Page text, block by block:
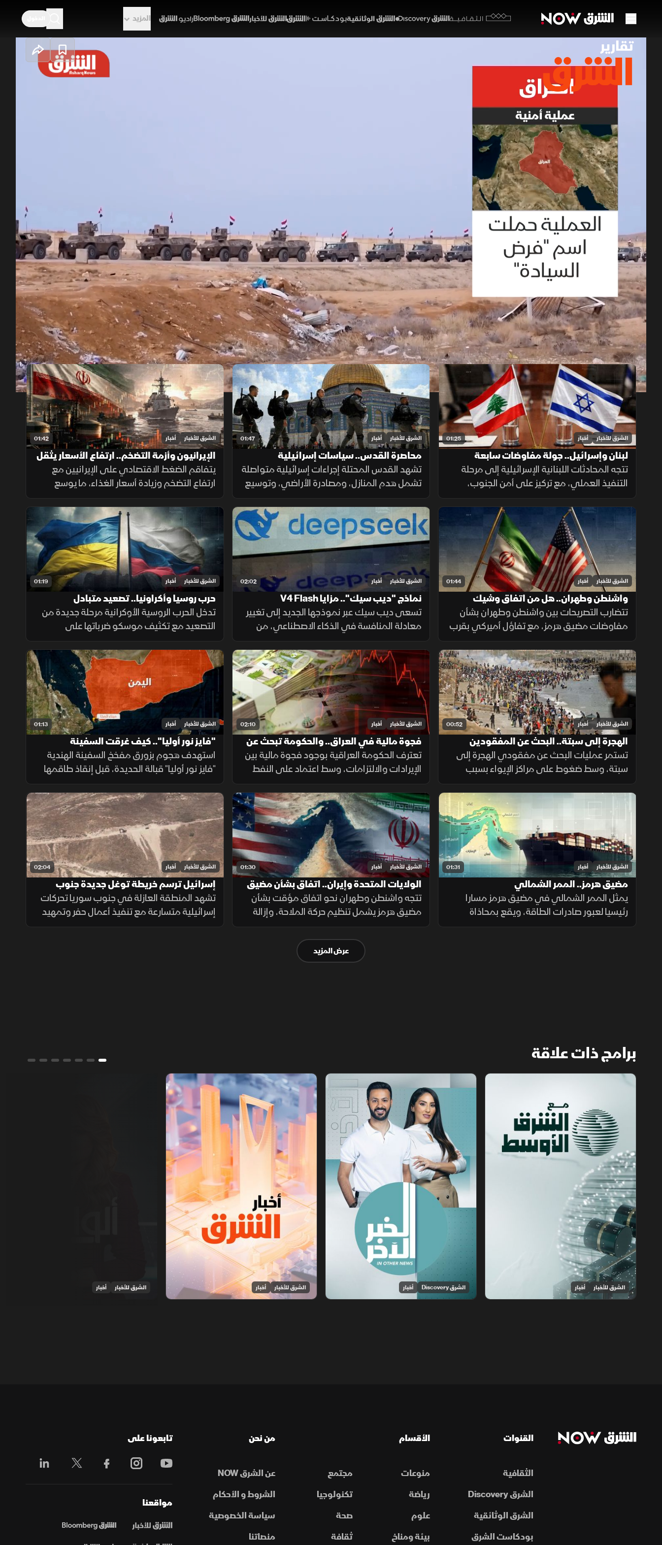
الثقافية
المزيد
00:11/01:14 1x auto
العراق يطلق "فرض السيادة" لتأمين صحراء النجف
تواصل القوات العراقية انتشارها الأمني في المناطق الصحراوية بين النجف وكربلاء ضمن عملية عسكرية واسعة تحمل اسم
كيلومتراً، بهدف تأمين الطرق الحيوية ومنع أي خروقات محتملة، فيما نفت بغداد مزاعم عن إنشاء قاعدة إسرائيلية سرية
العراق
حلقات الموسم 2026
01:25 الشرق للأخبار أخبار
لبنان وإسرائيل.. جولة مفاوضات سابعة
تتجه المحادثات اللبنانية الإسرائيلية إلى مرحلة
التنفيذ العملي، مع تركيز على أمن الجنوب،
وترتيبات انتشار القوات، والحدود البرية، وسط
تحديات تتعلق بالضمانات السياسية وتحويل
الاتفاقات إلى واقع مستدام.
01:47 الشرق للأخبار أخبار
محاصرة القدس.. سياسات إسرائيلية
تشهد القدس المحتلة إجراءات إسرائيلية متواصلة
تشمل هدم المنازل، ومصادرة الأراضي، وتوسيع
المستوطنات، وتسوية الأراضي، وسط تحذيرات
من تغيير الواقع الديموغرافي والجغرافي
للمدينة.
01:42 الشرق للأخبار أخبار
الإيرانيون وأزمة التضخم.. ارتفاع الأسعار يثقل
كاهل الأسر
يتفاقم الضغط الاقتصادي على الإيرانيين مع
ارتفاع التضخم وزيادة أسعار الغذاء، ما يوسع
الفجوة بين الشرائح الاجتماعية ويدفع الأسر إلى
تقليص الإنفاق لمواجهة تراجع القدرة الشرائية.
01:44 الشرق للأخبار أخبار
واشنطن وطهران.. هل من اتفاق وشيك
تتضارب التصريحات بين واشنطن وطهران بشأن
مفاوضات مضيق هرمز، مع تفاؤل أميركي بقرب
اتفاق محتمل ونفي إيراني لمحادثات مباشرة،
بينما تستمر الوساطات الإقليمية لخفض التوتر.
02:02 الشرق للأخبار أخبار
نماذج "ديب سيك".. مزايا V4 Flash
تسعى ديب سيك عبر نموذجها الجديد إلى تغيير
معادلة المنافسة في الذكاء الاصطناعي، من
خلال خفض تكلفة الاستخدام مع الحفاظ على
أداء مرتفع، في محاولة لجعل التقنية أكثر انتشارا.
01:19 الشرق للأخبار أخبار
حرب روسيا وأكراونيا.. تصعيد متبادل
تدخل الحرب الروسية الأوكرانية مرحلة جديدة من
التصعيد مع تكثيف موسكو ضرباتها على
الموانئ واستخدام الصواريخ الباليستية، بينما
تواجه كييف ضغوطا على دفاعاتها الجوية
ومخزونها العسكري.
00:52 الشرق للأخبار أخبار
الهجرة إلى سبتة.. البحث عن المفقودين
تستمر عمليات البحث عن مفقودي الهجرة إلى
سبتة، وسط ضغوط على مراكز الإيواء بسبب
أعداد القاصرين غير المصحوبين بذويهم،
ومطالبات بتوفير الحماية والرعاية للمهاجرين.
02:10 الشرق للأخبار أخبار
فجوة مالية في العراق.. والحكومة تبحث عن
حلول لضمان الرواتب
تعترف الحكومة العراقية بوجود فجوة مالية بين
الإيرادات والالتزامات، وسط اعتماد على النفط
لتمويل الإنفاق العام، فيما يحذر خبراء من
تداعيات تأخير الرواتب على الاقتصاد والأسواق.
01:13 الشرق للأخبار أخبار
"فايز نور أوليا".. كيف غرقت السفينة
الهندية؟
استهدف هجوم بزورق مفخخ السفينة الهندية
"فايز نور أوليا" قبالة الحديدة، قبل إنقاذ طاقمها
ونقلهم إلى ميناء المخا، في تصعيد جديد يزيد
المخاوف على أمن الملاحة وسلاسل الإمداد.
01:31 الشرق للأخبار أخبار
مضيق هرمز.. الممر الشمالي
يمثل الممر الشمالي في مضيق هرمز مسارا
رئيسيا لعبور صادرات الطاقة، ويقع بمحاذاة
السواحل الإيرانية، حيث تعزز طهران وجودها
01:30 الشرق للأخبار أخبار
الولايات المتحدة وإيران.. اتفاق بشأن مضيق
هرمز
تتجه واشنطن وطهران نحو اتفاق مؤقت بشأن
مضيق هرمز يشمل تنظيم حركة الملاحة، وإزالة
الألغام، واستئناف المفاوضات النووية، مع
تخفيف العقوبات على صادرات النفط مقابل
02:04 الشرق للأخبار أخبار
إسرائيل ترسم خريطة توغل جديدة جنوب
سوريا
تشهد المنطقة العازلة في جنوب سوريا تحركات
إسرائيلية متسارعة مع تنفيذ أعمال حفر وتمهيد
لشبكة طرق جديدة تمتد من السفوح الجنوبية
عرض المزيد
برامج ذات علاقة
مع الشرق الأوسط
الشرق للأخبار أخبار
الخبر الآخر
الشرق Discovery أخبار
أخبار الشرق
الشرق للأخبار أخبار الشرق للأخبار أخبار
القنوات
الثقافية
الشرق Discovery
الشرق الوثائقية
بودكاست الشرق
الأقسام
منوعات
مجتمع
رياضة
تكنولوجيا
علوم
صحة
بيئة ومناخ
ثقافة
من نحن
عن الشرق NOW
الشروط و الأحكام
سياسة الخصوصية
منصاتنا
تابعونا على
مواقعنا